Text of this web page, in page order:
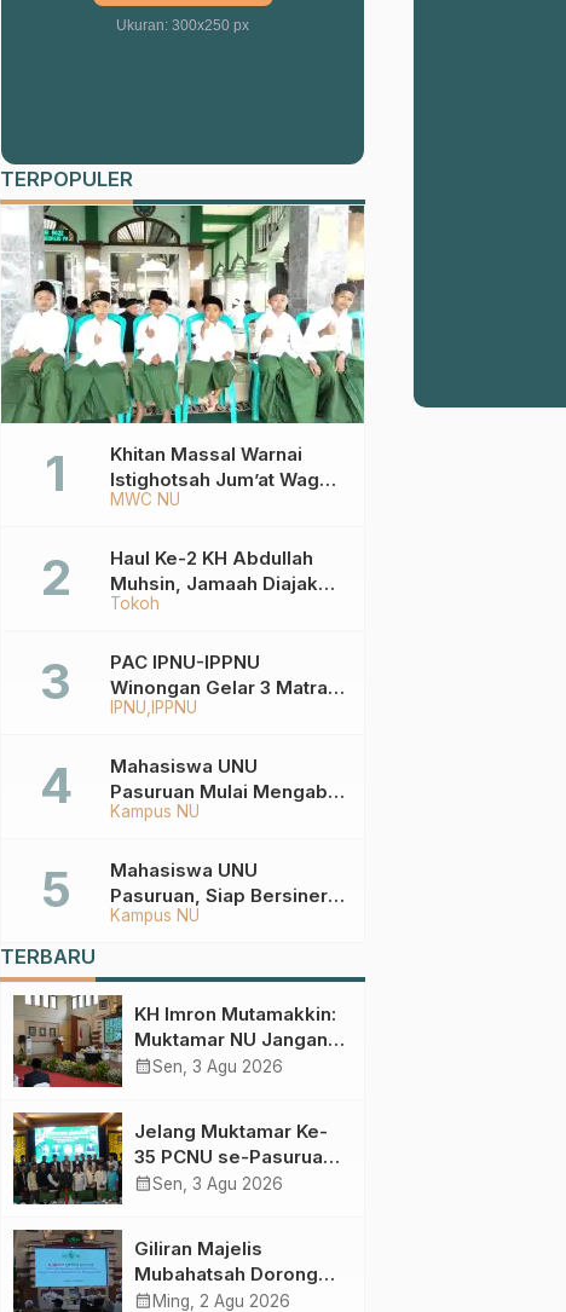
Ukuran: 300x250 px
TERPOPULER
MWC NU
Khitan Massal Warnai
Istighotsah Jum’at Wage
MWCNU Sukorejo
Tokoh
Haul Ke-2 KH Abdullah
Muhsin, Jamaah Diajak
Meneladani
IPNU IPPNU
PAC IPNU-IPPNU
Winongan Gelar 3 Matra
di MA Ma’arif An-Nur
Kampus NU
Mahasiswa UNU
Pasuruan Mulai Mengabdi
di Wonokerto dan Oro-
Programnya
Kampus NU
Mahasiswa UNU
Pasuruan, Siap Bersinergi
Percepat Pembangunan
TERBARU
KH Imron Mutamakkin:
Muktamar NU Jangan
Terjebak pada
calendar_monthSen, 3 Agu 2026
Jelang Muktamar Ke-
35 PCNU se-Pasuruan
Raya Rumuskan
Abad Kedua
calendar_monthSen, 3 Agu 2026
Giliran Majelis
Mubahatsah Dorong
Gagasan Pelembagaan
calendar_month Ming, 2 Agu 2026